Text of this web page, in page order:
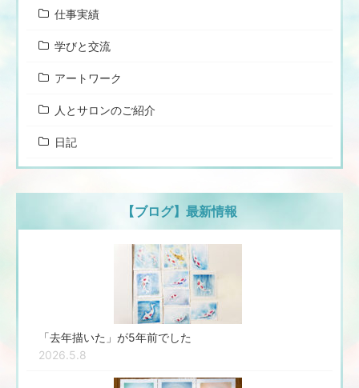
仕事実績
学びと交流
アートワーク
人とサロンのご紹介
日記
【ブログ】最新情報
「去年描いた」が5年前でした
2026.5.8